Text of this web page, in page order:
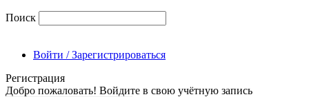
Поиск
Войти / Зарегистрироваться
Регистрация
Добро пожаловать! Войдите в свою учётную запись